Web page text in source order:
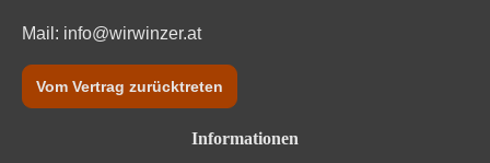
Mail: info@wirwinzer.at
Vom Vertrag zurücktreten
Informationen